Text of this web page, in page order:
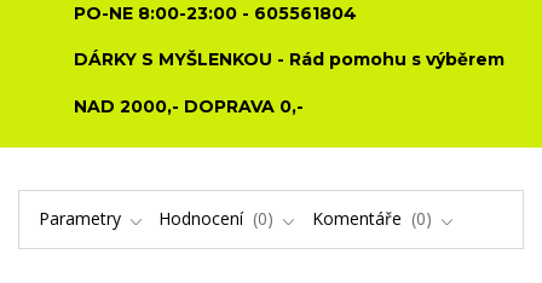
PO-NE 8:00-23:00 - 605561804
DÁRKY S MYŠLENKOU - Rád pomohu s výběrem
NAD 2000,- DOPRAVA 0,-
Parametry Hodnocení 0 Komentáře 0